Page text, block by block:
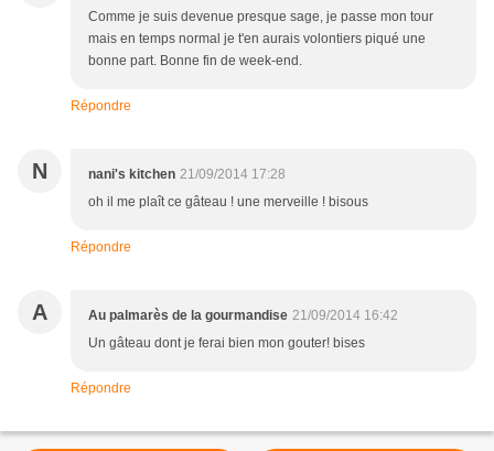
Comme je suis devenue presque sage, je passe mon tour
mais en temps normal je t'en aurais volontiers piqué une
bonne part. Bonne fin de week-end.
Répondre
N nani's kitchen 21/09/2014 17:28
oh il me plaît ce gâteau ! une merveille ! bisous
Répondre
A Au palmarès de la gourmandise 21/09/2014 16:42
Un gâteau dont je ferai bien mon gouter! bises
Répondre